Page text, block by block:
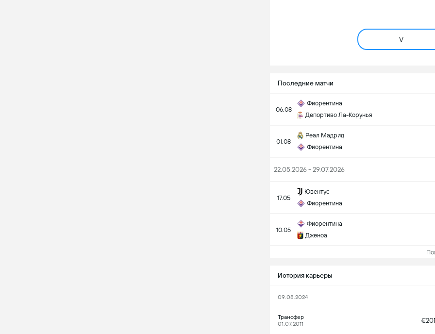
V
Последние матчи
06.08
Фиорентина
Депортиво Ла-Корунья
01.08
Реал Мадрид
Фиорентина
22.05.2026 - 29.07.2026
17.05
Ювентус
Фиорентина
10.05
Фиорентина
Дженоа
История карьеры
09.08.2024
Трансфер
01.07.2011